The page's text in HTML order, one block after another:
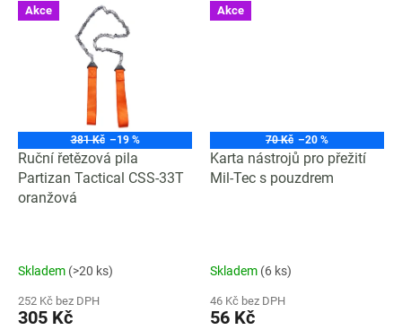
Akce
381 Kč –19 %
Ruční řetězová pila
Partizan Tactical CSS-33T
oranžová
Skladem (>20 ks)
252 Kč bez DPH
305 Kč
Akce
70 Kč –20 %
Karta nástrojů pro přežití
Mil-Tec s pouzdrem
Skladem (6 ks)
46 Kč bez DPH
56 Kč